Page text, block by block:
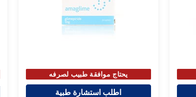
يحتاج موافقة طبيب لصرفه
اطلب استشارة طبية